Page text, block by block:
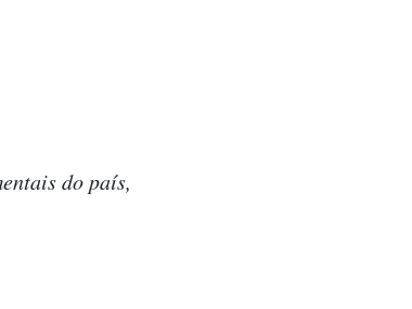
do país,